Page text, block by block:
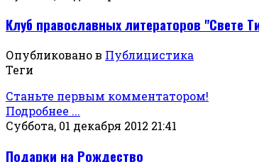
Клуб православных литераторов "Свете
Опубликовано в Публицистика
Теги
Станьте первым комментатором!
Подробнее ...
Суббота, 01 декабря 2012 21:41
Подарки на Рождество